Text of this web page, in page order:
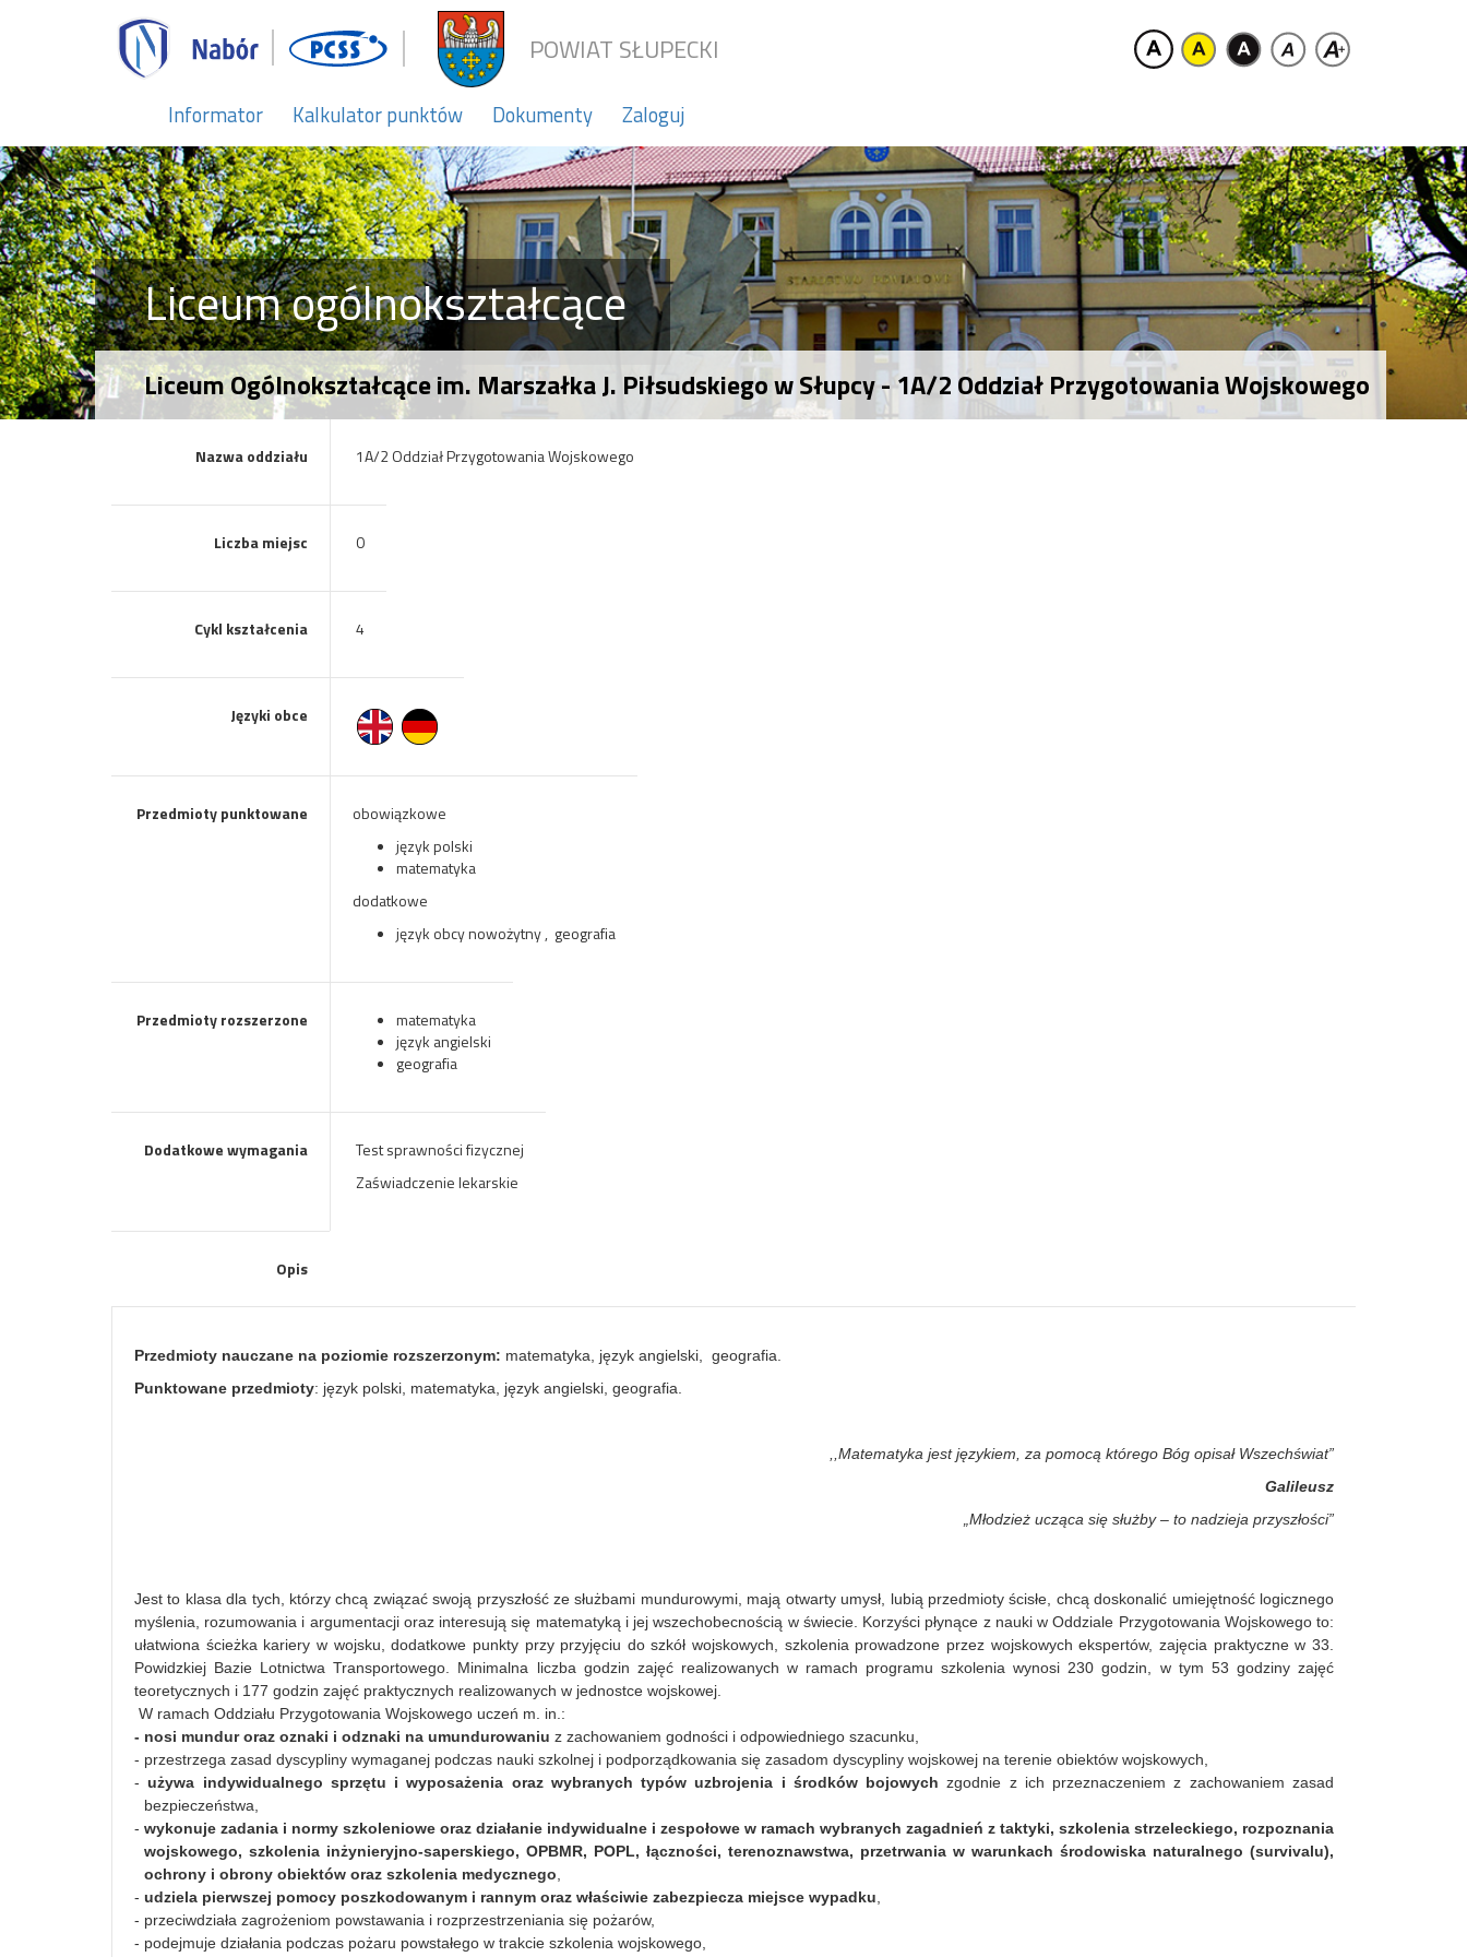
POWIAT SŁUPECKI
Informator Kalkulator punktów Dokumenty Zaloguj
Liceum ogólnokształcące
Liceum Ogólnokształcące im. Marszałka J. Piłsudskiego w Słupcy - 1A/2 Oddział Przygotowania Wojskowego
Nazwa oddziału 1A/2 Oddział Przygotowania Wojskowego
Liczba miejsc 0
Cykl kształcenia 4
Języki obce
Przedmioty punktowane
obowiązkowe
język polski
matematyka
dodatkowe
język obcy nowożytny , geografia
Przedmioty rozszerzone
matematyka
język angielski
geografia
Dodatkowe wymagania
Test sprawności fizycznej
Zaświadczenie lekarskie
Opis
Przedmioty nauczane na poziomie rozszerzonym: matematyka, język angielski, geografia.
Punktowane przedmioty: język polski, matematyka, język angielski, geografia.
,,Matematyka jest językiem, za pomocą którego Bóg opisał Wszechświat”
Galileusz
„Młodzież ucząca się służby – to nadzieja przyszłości”
Jest to klasa dla tych, którzy chcą związać swoją przyszłość ze służbami mundurowymi, mają otwarty umysł, lubią przedmioty ścisłe, chcą doskonalić umiejętność logicznego
myślenia, rozumowania i argumentacji oraz interesują się matematyką i jej wszechobecnością w świecie. Korzyści płynące z nauki w Oddziale Przygotowania Wojskowego to:
ułatwiona ścieżka kariery w wojsku, dodatkowe punkty przy przyjęciu do szkół wojskowych, szkolenia prowadzone przez wojskowych ekspertów, zajęcia praktyczne w 33.
Powidzkiej Bazie Lotnictwa Transportowego. Minimalna liczba godzin zajęć realizowanych w ramach programu szkolenia wynosi 230 godzin, w tym 53 godziny zajęć
teoretycznych i 177 godzin zajęć praktycznych realizowanych w jednostce wojskowej.
W ramach Oddziału Przygotowania Wojskowego uczeń m. in.:
- nosi mundur oraz oznaki i odznaki na umundurowaniu z zachowaniem godności i odpowiedniego szacunku,
- przestrzega zasad dyscypliny wymaganej podczas nauki szkolnej i podporządkowania się zasadom dyscypliny wojskowej na terenie obiektów wojskowych,
-używa indywidualnego sprzętu i wyposażenia oraz wybranych typów uzbrojenia i środków bojowych zgodnie z ich przeznaczeniem z zachowaniem zasad
bezpieczeństwa,
- wykonuje zadania i normy szkoleniowe oraz działanie indywidualne i zespołowe w ramach wybranych zagadnień z taktyki, szkolenia strzeleckiego, rozpoznania
wojskowego, szkolenia inżynieryjno-saperskiego, OPBMR, POPL, łączności, terenoznawstwa, przetrwania w warunkach środowiska naturalnego (survivalu),
ochrony i obrony obiektów oraz szkolenia medycznego
- udziela pierwszej pomocy poszkodowanym i rannym oraz właściwie zabezpiecza miejsce wypadku
- przeciwdziała zagrożeniom powstawania i rozprzestrzeniania się pożarów,
- podejmuje działania podczas pożaru powstałego w trakcie szkolenia wojskowego,